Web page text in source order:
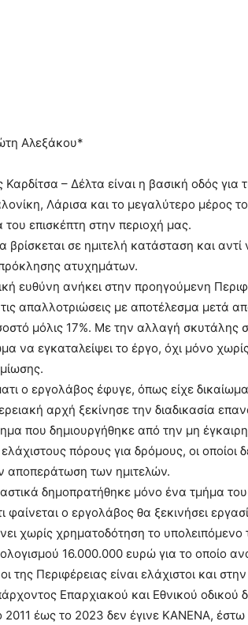
Αλεξάκου*
Καρδίτσα – Δέλτα είναι η βασική οδός
Λάρισα και το μεγαλύτερο μέρος
του επισκέπτη στην περιοχή μας.
βρίσκεται σε ημιτελή κατάσταση και
ατυχημάτων.
ευθύνη ανήκει στην προηγούμενη
απαλλοτριώσεις με αποτέλεσμα μετά
μόλις 17%. Με την αλλαγή σκυτάλης
να εγκαταλείψει το έργο, όχι μόνο
ο εργολάβος έφυγε, όπως είχε
αρχή ξεκίνησε την διαδικασία
που δημιουργήθηκε από την μη
πόρους για δρόμους, οι
αποπεράτωση των ημιτελών.
δημοπρατήθηκε μόνο ένα τμήμα
φαίνεται ο εργολάβος θα ξεκινήσει
χωρίς χρηματοδότηση το
16.000.000 ευρώ για το οποίο
της Περιφέρειας είναι ελάχιστοι και
Επαρχιακού και Εθνικού οδικού
2011 έως το 2023 δεν έγινε ΚΑΝΕΝΑ, έστω